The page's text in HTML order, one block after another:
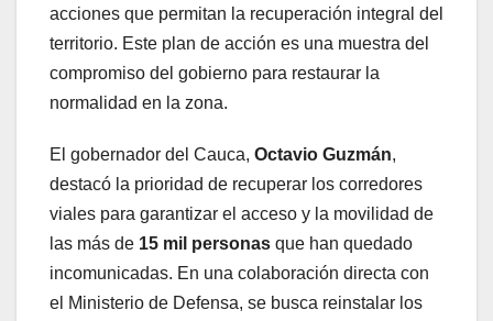
acciones que permitan la recuperación integral del
territorio. Este plan de acción es una muestra del
compromiso del gobierno para restaurar la
normalidad en la zona.
El gobernador del Cauca, Octavio Guzmán,
destacó la prioridad de recuperar los corredores
viales para garantizar el acceso y la movilidad de
las más de 15 mil personas que han quedado
incomunicadas. En una colaboración directa con
el Ministerio de Defensa, se busca reinstalar los